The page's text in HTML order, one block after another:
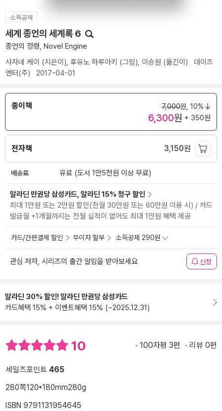
소득공제
세계 종언의 세계록 6
종언의 정령, Novel Engine
사자네 케이 (지은이), 후유노 하루아키 (그림), 이승원 (옮긴이) 데이즈
엔터(주) 2017-04-01
종이책 7,000원, 10%
6,300원 + 350원
전자책 3,150원
배송료 유료 (도서 1만5천원 이상 무료)
알라딘 만권당 삼성카드, 알라딘 15% 청구 할인
최대 1만원 또는 2만원 할인(전월 30만원 또는 60만원 이용 시) / 카드
발급월 +1개월까지는 전월 실적이 없어도 최대 1만원 혜택 제공
카드/간편결제 할인 무이자 할부 소득공제 290원
관심 저자, 시리즈의 출간 알림을 받아보세요 신청
알라딘 30% 할인! 알라딘 만권당 삼성카드
카드혜택 15% + 이벤트혜택 15% (~2025.12.31)
10 100자평 3편 리뷰 0편
세일즈포인트 465
280쪽120*180mm280g
ISBN 9791131954645